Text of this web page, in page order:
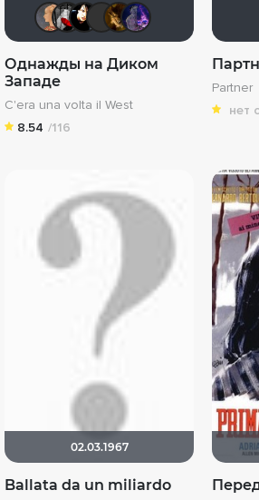
marsija
Мышь Белая
Однажды на Диком
Западе
C'era una volta il West
8.54 /116
Partner
нет
02.03.1967
Ballata da un miliardo